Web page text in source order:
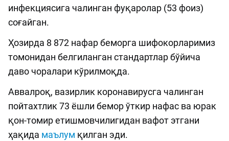
инфекциясига чалинган фуқаролар (53 фоиз)
соғайган.
Ҳозирда 8 872 нафар беморга шифокорларимиз
томонидан белгиланган стандартлар бўйича
даво чоралари кўрилмоқда.
Аввалроқ, вазирлик коронавирусга чалинган
пойтахтлик 73 ёшли бемор ўткир нафас ва юрак
қон-томир етишмовчилигидан вафот этгани
ҳақида маълум қилган эди.